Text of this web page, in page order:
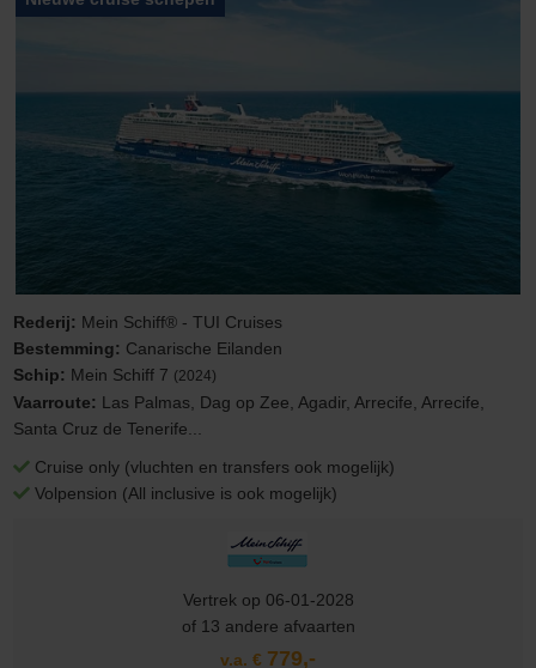
Rederij: Mein Schiff® - TUI Cruises
Bestemming: Canarische Eilanden
Schip: Mein Schiff 7 (2024)
Vaarroute: Las Palmas, Dag op Zee, Agadir, Arrecife, Arrecife,
Santa Cruz de Tenerife...
Cruise only (vluchten en transfers ook mogelijk)
Volpension (All inclusive is ook mogelijk)
Vertrek op 06-01-2028
of 13 andere afvaarten
v.a. € 779,-